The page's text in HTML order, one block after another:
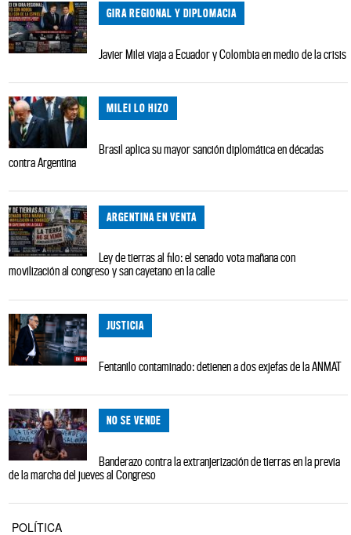
GIRA REGIONAL Y DIPLOMACIA
Javier Milei viaja a Ecuador y Colombia en medio de la crisis
MILEI LO HIZO
Brasil aplica su mayor sanción diplomática en décadas
contra Argentina
ARGENTINA EN VENTA
Ley de tierras al filo: el senado vota mañana con
movilización al congreso y san cayetano en la calle
JUSTICIA
Fentanilo contaminado: detienen a dos exjefas de la ANMAT
NO SE VENDE
Banderazo contra la extranjerización de tierras en la previa
de la marcha del jueves al Congreso
POLÍTICA